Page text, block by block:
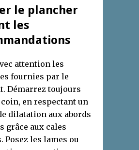
le plancher
les
attention les
fournies par le
Démarrez toujours
en respectant un
dilatation aux abords
grâce aux cales
Posez les lames ou